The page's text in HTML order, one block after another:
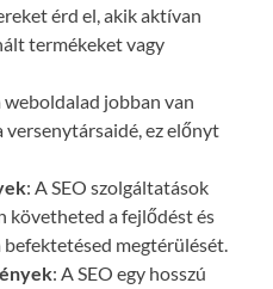
érd el, akik aktívan
termékeket vagy
weboldalad jobban van
ez előnyt
: A SEO szolgáltatások
követheted a fejlődést és
megtérülését.
: A SEO egy hosszú